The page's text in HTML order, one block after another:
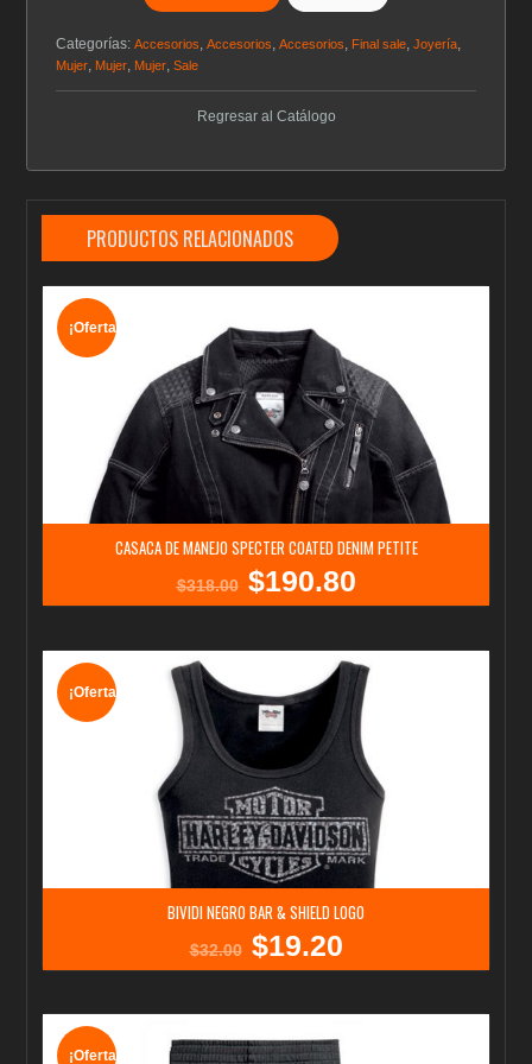
Categorías:Accesorios,Accesorios,Accesorios, Final sale,Joyería,
Mujer, Mujer, Mujer,Sale
Regresar al Catálogo
PRODUCTOS RELACIONADOS
¡Oferta!
CASACA DE MANEJO SPECTER COATED DENIM PETITE
$318.00
El
$190.80El
$190.80.
¡Oferta!
BIVIDI NEGRO BAR & SHIELD LOGO
$32.00
El
$19.20El
¡Oferta!